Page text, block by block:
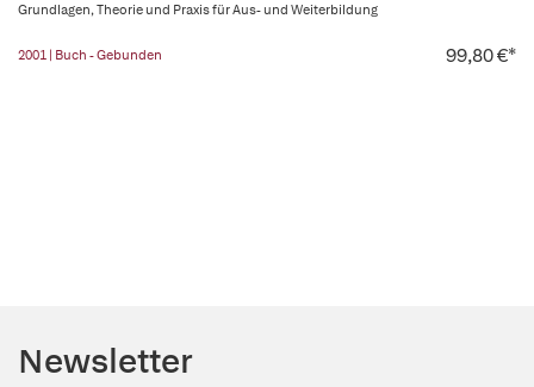
Grundlagen, Theorie und Praxis für Aus- und Weiterbildung
2001 | Buch - Gebunden 99,80 €*
Newsletter